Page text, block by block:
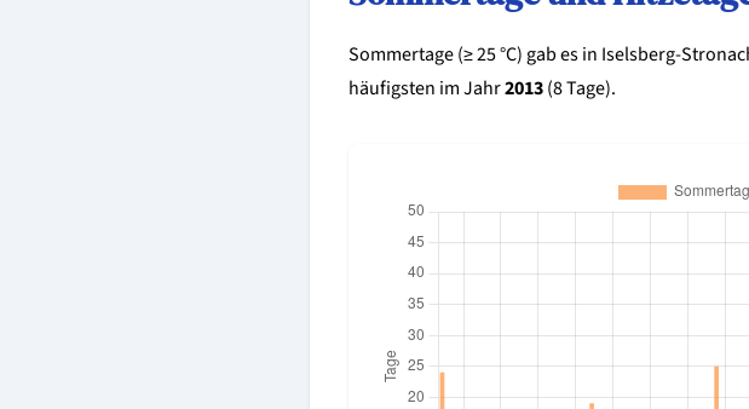
Sommertage (≥ 25 °C) gab es in Iselsberg-
häufigsten im Jahr2013(8 Tage).